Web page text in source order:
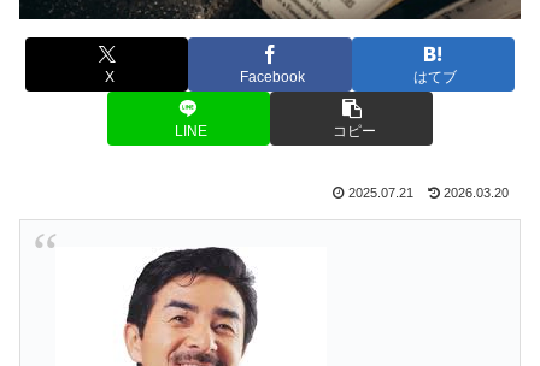
X Facebook はてブ
LINE コピー
2025.07.21 2026.03.20